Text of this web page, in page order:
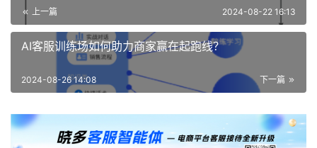
上一篇 2024-08-22 16:13
AI客服训练场如何助力商家赢在起跑线？
下一篇
2024-08-26 14:08